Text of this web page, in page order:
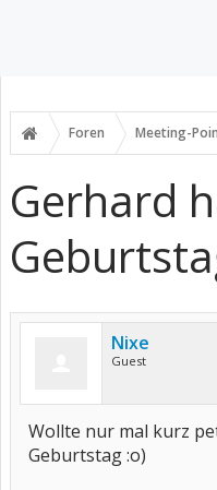
Foren Meeting-
Gerhard
Nixe
Guest
Wollte nur mal kurz
Geburtstag :o)